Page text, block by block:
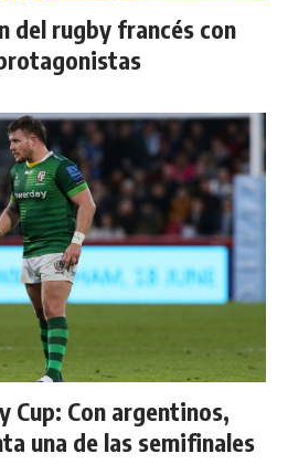
del rugby francés con
Cup: Con argentinos,
una de las semifinales